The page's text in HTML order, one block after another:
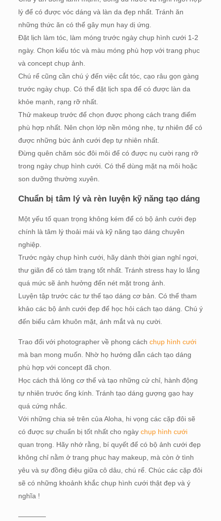
lý để có được vóc dáng và làn da đẹp nhất. Tránh ăn
những thức ăn có thể gây mụn hay dị ứng.
Đặt lịch làm tóc, làm móng trước ngày chụp hình cưới 1-2
ngày. Chọn kiểu tóc và màu móng phù hợp với trang phục
và concept chụp ảnh.
Chú rể cũng cần chú ý đến việc cắt tóc, cạo râu gọn gàng
trước ngày chụp. Có thể đặt lịch spa để có được làn da
khỏe mạnh, rạng rỡ nhất.
Thử makeup trước để chọn được phong cách trang điểm
phù hợp nhất. Nên chọn lớp nền mỏng nhẹ, tự nhiên để có
được những bức ảnh cưới đẹp tự nhiên nhất.
Đừng quên chăm sóc đôi môi để có được nụ cười rạng rỡ
trong ngày chụp hình cưới. Có thể dùng mặt nạ môi hoặc
son dưỡng thường xuyên.
Chuẩn bị tâm lý và rèn luyện kỹ năng tạo dáng
Một yếu tố quan trọng không kém để có bộ ảnh cưới đẹp
chính là tâm lý thoải mái và kỹ năng tạo dáng chuyên
nghiệp.
Trước ngày chụp hình cưới, hãy dành thời gian nghỉ ngơi,
thư giãn để có tâm trạng tốt nhất. Tránh stress hay lo lắng
quá mức sẽ ảnh hưởng đến nét mặt trong ảnh.
Luyện tập trước các tư thế tạo dáng cơ bản. Có thể tham
khảo các bộ ảnh cưới đẹp để học hỏi cách tạo dáng. Chú ý
đến biểu cảm khuôn mặt, ánh mắt và nụ cười.
Trao đổi với photographer về phong cách chụp hình cưới
mà bạn mong muốn. Nhờ họ hướng dẫn cách tạo dáng
phù hợp với concept đã chọn.
Học cách thả lỏng cơ thể và tạo những cử chỉ, hành động
tự nhiên trước ống kính. Tránh tạo dáng gượng gạo hay
quá cứng nhắc.
Với những chia sẻ trên của Aloha, hi vọng các cặp đôi sẽ
có được sự chuẩn bị tốt nhất cho ngày chụp hình cưới
quan trọng. Hãy nhớ rằng, bí quyết để có bộ ảnh cưới đẹp
không chỉ nằm ở trang phục hay makeup, mà còn ở tình
yêu và sự đồng điệu giữa cô dâu, chú rể. Chúc các cặp đôi
sẽ có những khoảnh khắc chụp hình cưới thật đẹp và ý
nghĩa !
————